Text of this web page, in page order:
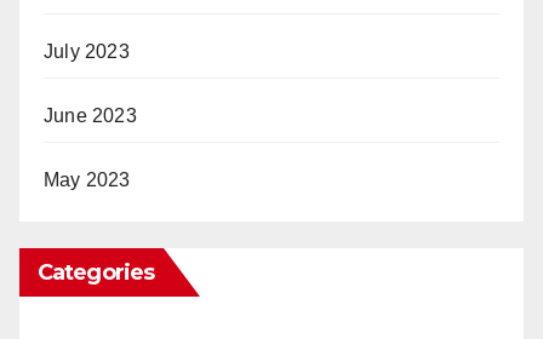
July 2023
June 2023
May 2023
Categories